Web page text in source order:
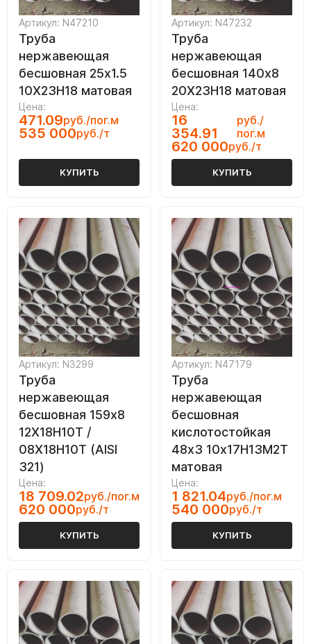
Артикул: N47210
Труба
нержавеющая
бесшовная 25х1.5
10Х23Н18 матовая
Цена:
471.09руб./пог.м
535 000руб./т
КУПИТЬ
Артикул: N47232
Труба
нержавеющая
бесшовная 140х8
20Х23Н18 матовая
Цена:
16
354.91
руб./
пог.м
620 000руб./т
КУПИТЬ
Артикул: N3299
Труба
нержавеющая
бесшовная 159х8
12Х18Н10Т /
08Х18Н10Т (AISI
321)
Цена:
18 709.02руб./пог.м
620 000руб./т
КУПИТЬ
Артикул: N47179
Труба
нержавеющая
бесшовная
кислотостойкая
48х3 10х17Н13М2Т
матовая
Цена:
1 821.04руб./пог.м
540 000руб./т
КУПИТЬ